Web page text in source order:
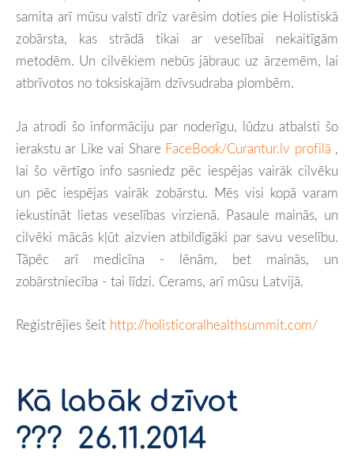
samita arī mūsu valstī drīz varēsim doties pie Holistiskā
zobārsta, kas strādā tikai ar veselībai nekaitīgām
metodēm. Un cilvēkiem nebūs jābrauc uz ārzemēm, lai
atbrīvotos no toksiskajām dzīvsudraba plombēm.
Ja atrodi šo informāciju par noderīgu, lūdzu atbalsti šo
ierakstu ar Like vai Share FaceBook/Curantur.lv profilā ,
lai šo vērtīgo info sasniedz pēc iespējas vairāk cilvēku
un pēc iespējas vairāk zobārstu. Mēs visi kopā varam
iekustināt lietas veselības virzienā. Pasaule mainās, un
cilvēki mācās kļūt aizvien atbildīgāki par savu veselību.
Tāpēc arī medicīna - lēnām, bet mainās, un
zobārstniecība - tai līdzi. Cerams, arī mūsu Latvijā.
Reģistrējies šeit http://holisticoralhealthsummit.com/
Kā labāk dzīvot
??? 26.11.2014